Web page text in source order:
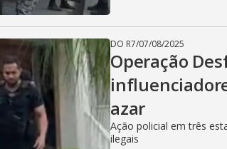
DO R7/07/08/2025
Operação
azar
Ação policial em três
ilegais